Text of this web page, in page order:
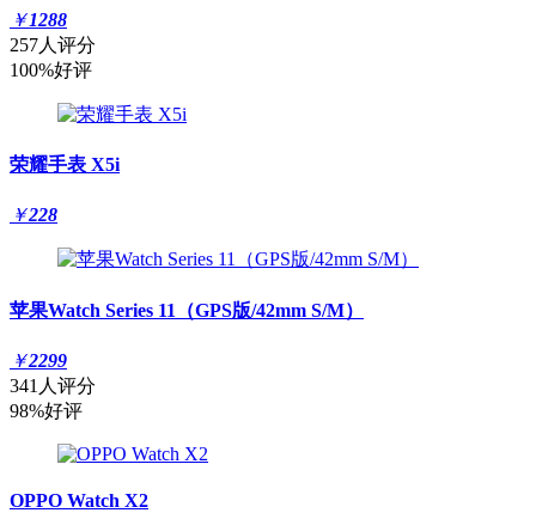
￥1288
257人评分
100%好评
荣耀手表 X5i
￥228
苹果Watch Series 11（GPS版/42mm S/M）
￥2299
341人评分
98%好评
OPPO Watch X2